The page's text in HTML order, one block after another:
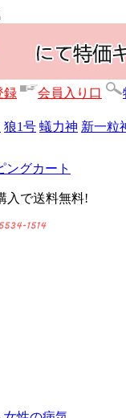
録 会員入り口
狼1号 蟻力神 新一粒
ングカート
入で送料無料!